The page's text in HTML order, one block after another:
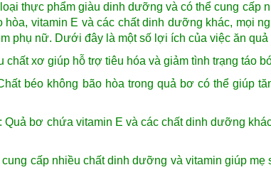
thực phẩm giàu dinh dưỡng và có thể cung cấp
vitamin E và các chất dinh dưỡng khác, mọi
phụ nữ. Dưới đây là một số lợi ích của việc ăn quả
xơ giúp hỗ trợ tiêu hóa và giảm tình trạng táo
béo không bão hòa trong quả bơ có thể giúp
Quả bơ chứa vitamin E và các chất dinh dưỡng
cấp nhiều chất dinh dưỡng và vitamin giúp mẹ